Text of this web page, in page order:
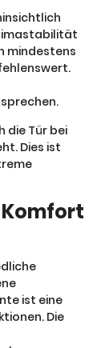
mindestens
die Tür bei
Dies ist
ist eine
Die